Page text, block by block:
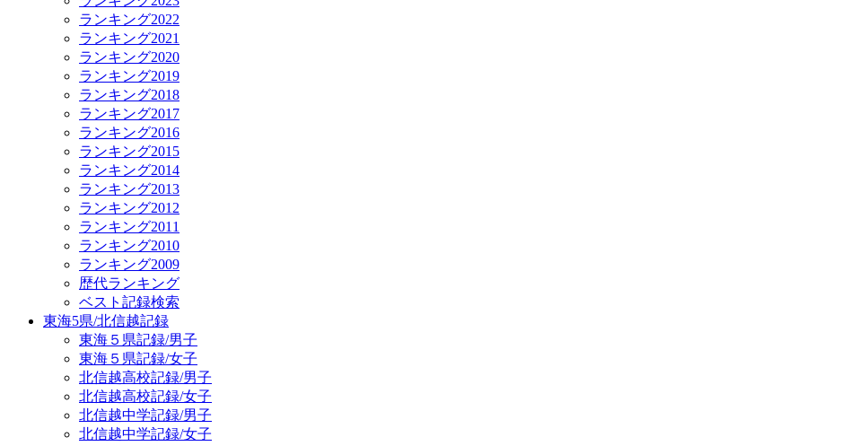
ランキング2022
ランキング2021
ランキング2020
ランキング2019
ランキング2018
ランキング2017
ランキング2016
ランキング2015
ランキング2014
ランキング2013
ランキング2012
ランキング2011
ランキング2010
ランキング2009
歴代ランキング
ベスト記録検索
東海5県/北信越記録
東海５県記録/男子
東海５県記録/女子
北信越高校記録/男子
北信越高校記録/女子
北信越中学記録/男子
北信越中学記録/女子